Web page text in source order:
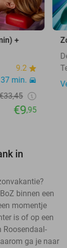
+
9.2
37 min.
€9,95
in
binnen een
momentje
is of op een
Roosendaal-
ga je naar